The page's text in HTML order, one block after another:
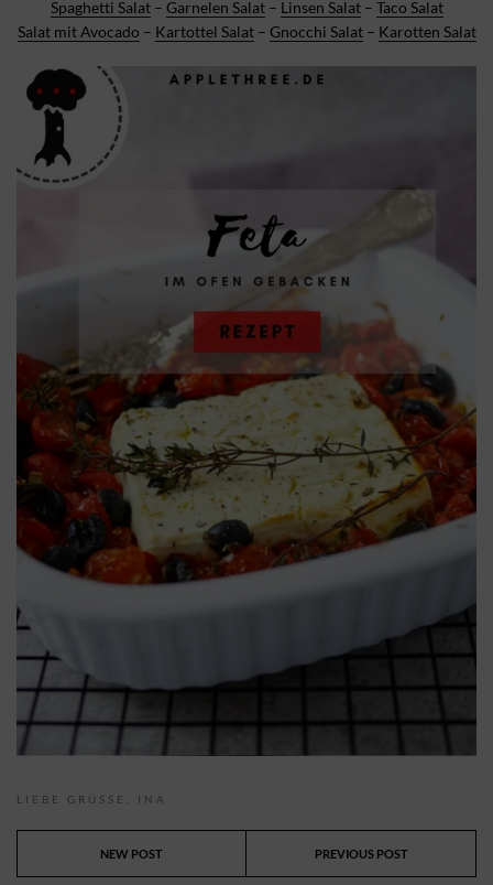
Spaghetti Salat– Garnelen Salat– Linsen Salat– Taco Salat
Salat mit Avocado – Kartottel Salat– Gnocchi Salat– Karotten Salat
LIEBE GRÜSSE, INA
NEW POST PREVIOUS POST